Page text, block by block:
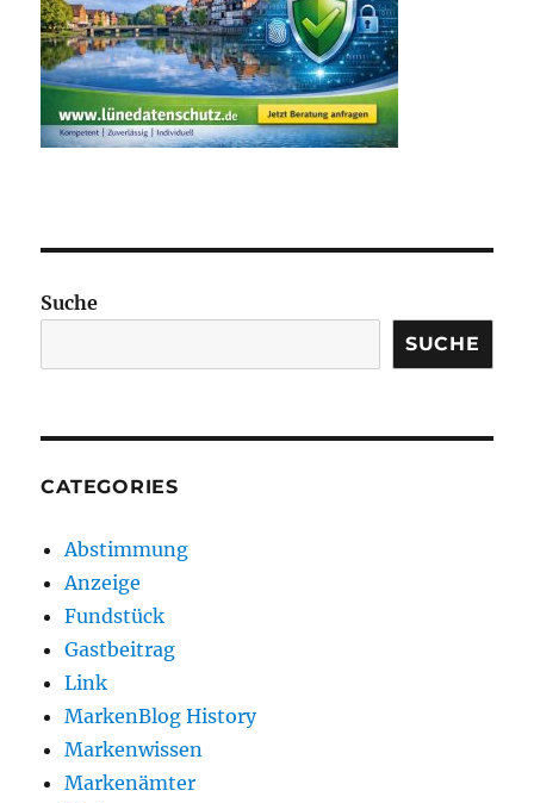
Suche
SUCHE
CATEGORIES
Abstimmung
Anzeige
Fundstück
Gastbeitrag
Link
MarkenBlog History
Markenwissen
Markenämter